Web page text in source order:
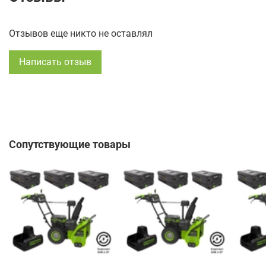
Отзывов еще никто не оставлял
Написать отзыв
Сопутствующие товары